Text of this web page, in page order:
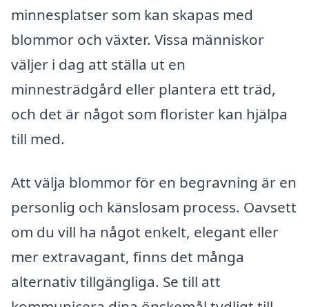
minnesplatser som kan skapas med
blommor och växter. Vissa människor
väljer i dag att ställa ut en
minnesträdgård eller plantera ett träd,
och det är något som florister kan hjälpa
till med.
Att välja blommor för en begravning är en
personlig och känslosam process. Oavsett
om du vill ha något enkelt, elegant eller
mer extravagant, finns det många
alternativ tillgängliga. Se till att